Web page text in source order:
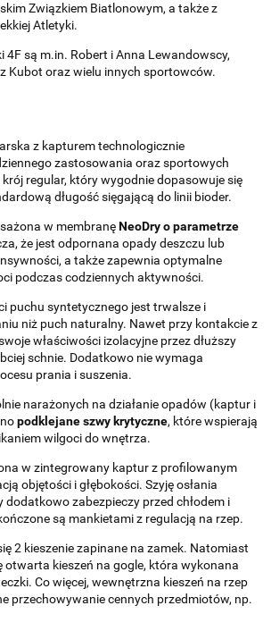
Związkiem Biatlonowym, a także z
Atletyki.
są m.in. Robert i Anna Lewandowscy,
Kubot oraz wielu innych sportowców.
z kapturem technologicznie
zastosowania oraz sportowych
regular, który wygodnie dopasowuje się
długość sięgającą do linii bioder.
w membranęNeoDry o parametrze
że jest odpornana opady deszczu lub
a także zapewnia optymalne
podczas codziennych aktywności.
puchu syntetycznego jest trwalsze i
niż puch naturalny. Nawet przy kontakcie z
właściwości izolacyjne przez dłuższy
schnie. Dodatkowo nie wymaga
prania i suszenia.
narażonych na działanie opadów (kaptur i
podklejane szwy krytyczne, które wspierają
wilgoci do wnętrza.
w zintegrowany kaptur z profilowanym
objętości i głębokości. Szyję osłania
dodatkowo zabezpieczy przed chłodem i
są mankietami z regulacją na rzep.
2 kieszenie zapinane na zamek. Natomiast
otwarta kieszeń na gogle, która wykonana
Co więcej, wewnętrzna kieszeń na rzep
przechowywanie cennych przedmiotów, np.